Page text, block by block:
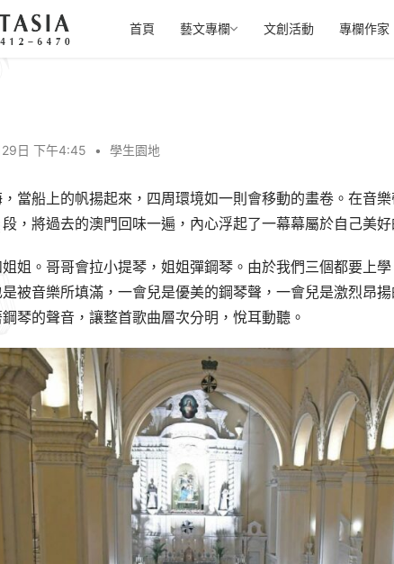
首頁 藝文專欄 文創活動 專欄作家
日 下午4:45 • 學生園地
當船上的帆揚起來，四周環境如一則會移動的畫卷。在音
，將過去的澳門回味一遍，內心浮起了一幕幕屬於自己美好
姐。哥哥會拉小提琴，姐姐彈鋼琴。由於我們三個都要上
被音樂所填滿，一會兒是優美的鋼琴聲，一會兒是激烈昂
琴的聲音，讓整首歌曲層次分明，悅耳動聽。